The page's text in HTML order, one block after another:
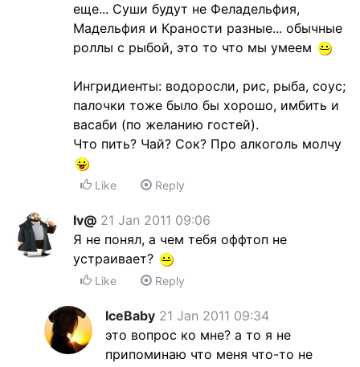
еще... Суши будут не Феладельфия,
Мадельфия и Краности разные... обычные
роллы с рыбой, это то что мы умеем
Ингридиенты: водоросли, рис, рыба, соус;
палочки тоже было бы хорошо, имбить и
васаби (по желанию гостей).
Что пить? Чай? Сок? Про алкоголь молчу
Like Reply
Iv@ 21 Jan 2011 09:06
Я не понял, а чем тебя оффтоп не
устраивает?
Like Reply
IceBaby 21 Jan 2011 09:34
это вопрос ко мне? а то я не
припоминаю что меня что-то не